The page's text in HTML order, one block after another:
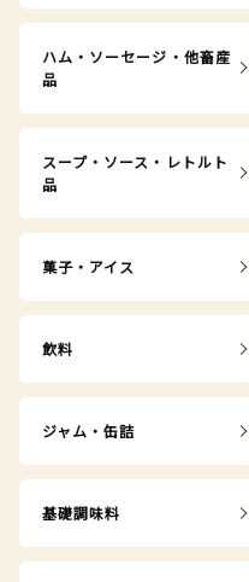
ハム・ソーセージ・他畜産
品
スープ・ソース・レトルト
品
菓子・アイス
飲料
ジャム・缶詰
基礎調味料